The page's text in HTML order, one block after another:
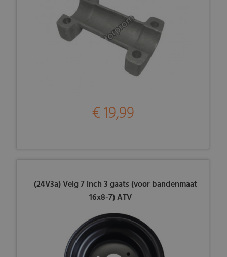
€ 19,99
(24V3a) Velg 7 inch 3 gaats (voor bandenmaat
16x8-7) ATV